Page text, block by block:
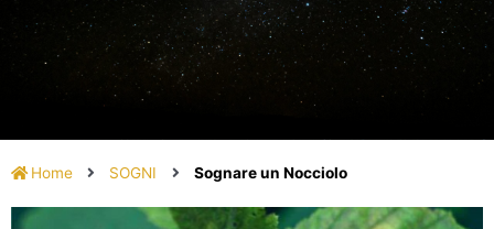
Home SOGNI Sognare un Nocciolo